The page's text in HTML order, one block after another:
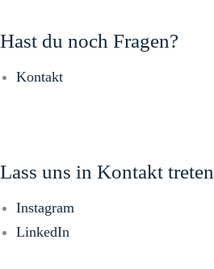
Hast du noch Fragen?
Kontakt
Lass uns in Kontakt treten
Instagram
LinkedIn